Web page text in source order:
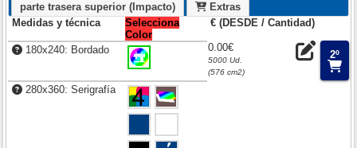
parte trasera superior (Impacto)
Extras
Medidas y técnica
Selecciona
Color
€ (DESDE / Cantidad)
180x240: Bordado 0.00€
5000 Ud.
(576 cm2)
2º
280x360: Serigrafía